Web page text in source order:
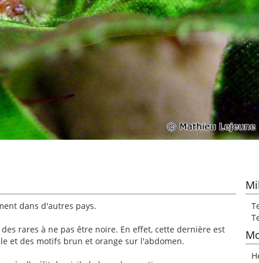
dans d'autres pays.
rares à ne pas être noire. En effet, cette dernière est
et des motifs brun et orange sur l'abdomen.